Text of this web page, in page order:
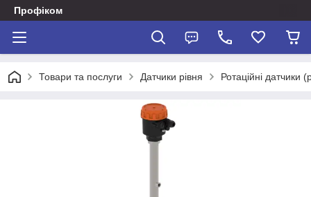
Профіком
Товари та послуги Датчики рівня Ротаційні датчики